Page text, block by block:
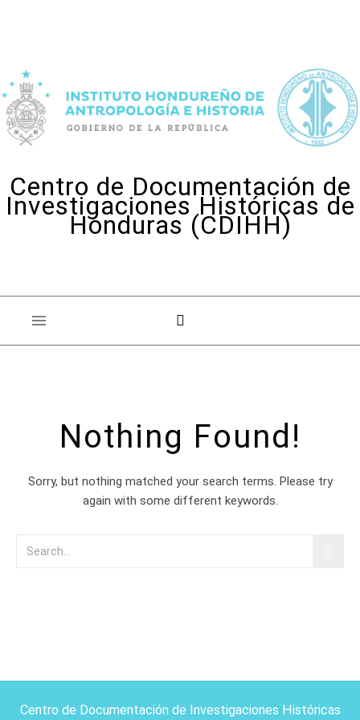
Centro de Documentación de
Investigaciones Históricas de
Honduras (CDIHH)
Nothing Found!
Sorry, but nothing matched your search terms. Please try
again with some different keywords.
Centro de Documentación de Investigaciones Históricas